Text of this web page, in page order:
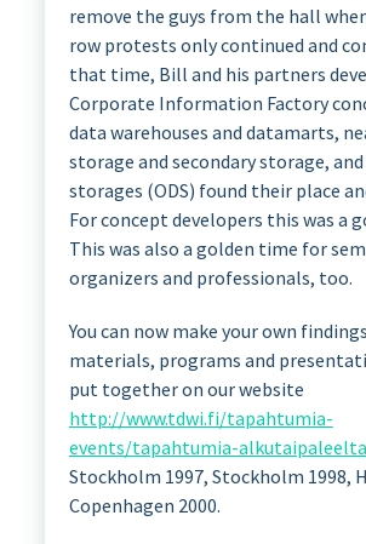
remove the guys from the hall
row protests only continued and
that time, Bill and his partners
Corporate Information Factory
data warehouses and datamarts,
storage and secondary storage,
storages (ODS) found their place
For concept developers this was a
This was also a golden time for
organizers and professionals, too.
You can now make your own findings
materials, programs and
put togetheron our website
http://www.tdwi.fi/tapahtumia-
events/tapahtumia-
Stockholm 1997, Stockholm 1998,
Copenhagen 2000.